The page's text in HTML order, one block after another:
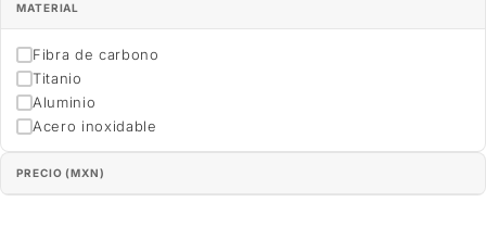
MATERIAL
Fibra de carbono
Titanio
Aluminio
Acero inoxidable
PRECIO (MXN)